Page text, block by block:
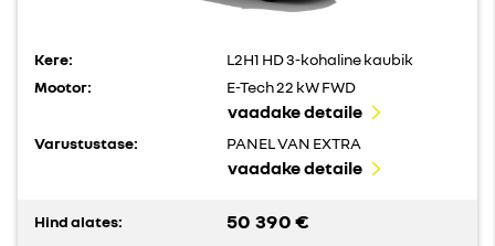
Kere:
L2H1 HD 3-kohaline kaubik
Mootor:
E-Tech 22 kW FWD
vaadake detaile
Varustustase: PANEL VAN EXTRA
vaadake detaile
Hind alates: 50 390 €